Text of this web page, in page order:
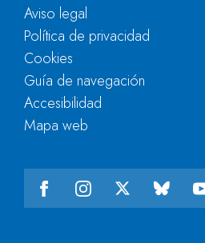
Aviso legal
Política de privacidad
Cookies
Guía de navegación
Accesibilidad
Mapa web